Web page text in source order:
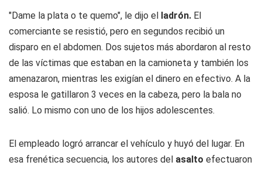
"Dame la plata o te quemo", le dijo el ladrón. El
comerciante se resistió, pero en segundos recibió un
disparo en el abdomen. Dos sujetos más abordaron al resto
de las víctimas que estaban en la camioneta y también los
amenazaron, mientras les exigían el dinero en efectivo. A la
esposa le gatillaron 3 veces en la cabeza, pero la bala no
salió. Lo mismo con uno de los hijos adolescentes.
El empleado logró arrancar el vehículo y huyó del lugar. En
esa frenética secuencia, los autores del asalto efectuaron